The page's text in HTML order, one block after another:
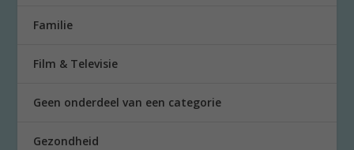
Familie
Film & Televisie
Geen onderdeel van een categorie
Gezondheid